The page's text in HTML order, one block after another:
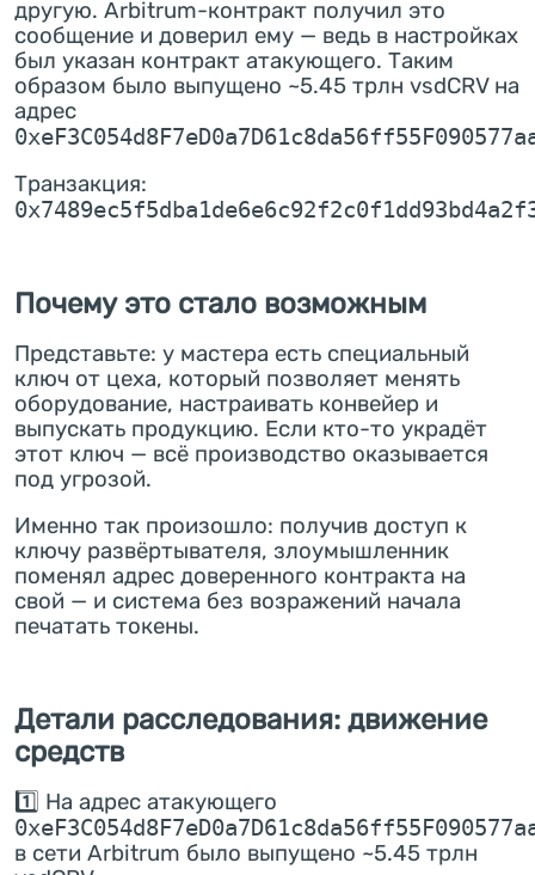
другую. Arbitrum-контракт получил это
сообщение и доверил ему — ведь в настройках
был указан контракт атакующего. Таким
образом было выпущено ~5.45 трлн vsdCRV на
адрес
Транзакция:
Почему это стало возможным
Представьте: у мастера есть специальный
ключ от цеха, который позволяет менять
оборудование, настраивать конвейер и
выпускать продукцию. Если кто-то украдёт
этот ключ — всё производство оказывается
под угрозой.
Именно так произошло: получив доступ к
ключу развёртывателя, злоумышленник
поменял адрес доверенного контракта на
свой — и система без возражений начала
печатать токены.
Детали расследования: движение
средств
1️⃣ На адрес атакующего
в сети Arbitrum было выпущено ~5.45 трлн